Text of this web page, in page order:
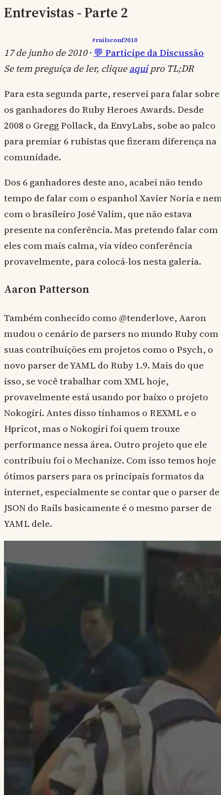
Entrevistas - Parte 2
#railsconf2010
17 de junho de 2010· 💬 Participe da Discussão
Se tem preguiça de ler, cliqueaquipro TL;DR
Para esta segunda parte, reservei para falar sobre
os ganhadores do Ruby Heroes Awards. Desde
2008 o Gregg Pollack, da EnvyLabs, sobe ao palco
para premiar 6 rubistas que fizeram diferença na
comunidade.
Dos 6 ganhadores deste ano, acabei não tendo
tempo de falar com o espanhol Xavier Noria e
com o brasileiro José Valim, que não estava
presente na conferência. Mas pretendo falar com
eles com mais calma, via video conferência
provavelmente, para colocá-los nesta galeria.
Aaron Patterson
Também conhecido como @tenderlove, Aaron
mudou o cenário de parsers no mundo Ruby com
suas contribuições em projetos como o Psych, o
novo parser de YAML do Ruby 1.9. Mais do que
isso, se você trabalhar com XML hoje,
provavelmente está usando por baixo o projeto
Nokogiri. Antes disso tínhamos o REXML e o
Hpricot, mas o Nokogiri foi quem trouxe
performance nessa área. Outro projeto que ele
contribuiu foi o Mechanize. Com isso temos hoje
ótimos parsers para os principais formatos da
internet, especialmente se contar que o parser de
JSON do Rails basicamente é o mesmo parser de
YAML dele.